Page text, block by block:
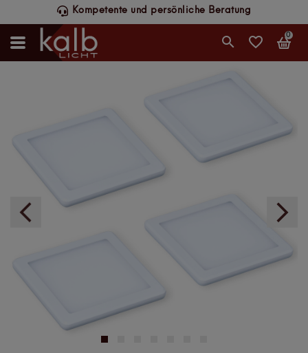
Kompetente und persönliche Beratung
0